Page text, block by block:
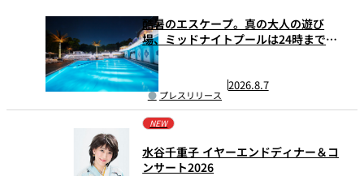
カフェ ラ ミル ミルクホール COFFEE OUTRIGGER
バー
バー カプリ
タワー・カフ
ェ SKY BAR
トレーダーヴ
ィックス 東京
ボートハウス
バー
RANSEN はな
れ
プレスリリース
酷暑のエスケープ。真の大人の遊び
場、ミッドナイトプールは24時まで営
業拡大！
2026.8.7
NEW
水谷千重子 イヤーエンドディナー＆コ
ンサート2026